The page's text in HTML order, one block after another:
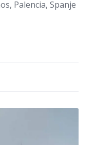
Palencia, Spanje